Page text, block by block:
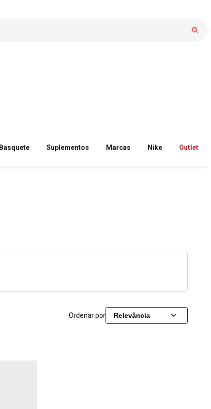
Basquete Suplementos Marcas Nike Outlet
Ordenar por Relevância